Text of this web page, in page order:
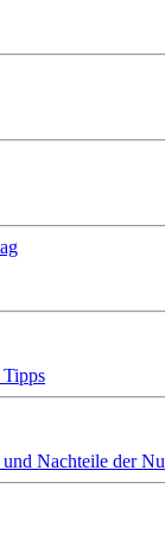
Nachteile der